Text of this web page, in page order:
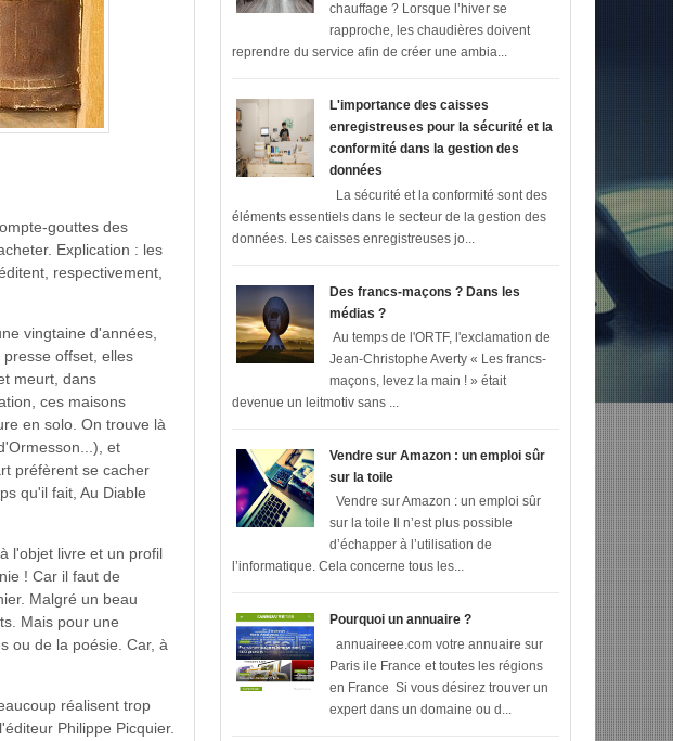
gouttes des
Explication : les
respectivement,
vingtaine d'années,
offset, elles
meurt, dans
ces maisons
en solo. On trouve là
et
préfèrent se cacher
qu'il fait, Au Diable
l'objet livre et un profil
! Car il faut de
Malgré un beau
Mais pour une
ou de la poésie. Car, à
réalisent trop
Philippe Picquier.
chauffage ? Lorsque l’hiver se
rapproche, les chaudières doivent
reprendre du service afin de créer une ambia...
L'importance des caisses
enregistreuses pour la sécurité et la
conformité dans la gestion des
données
La sécurité et la conformité sont des
éléments essentiels dans le secteur de la gestion des
données. Les caisses enregistreuses jo...
Des francs-maçons ? Dans les
médias ?
Au temps de l'ORTF, l'exclamation de
Jean-Christophe Averty « Les francs-
maçons, levez la main ! » était
devenue un leitmotiv sans ...
Vendre sur Amazon : un emploi sûr
sur la toile
Vendre sur Amazon : un emploi sûr
sur la toile Il n’est plus possible
d’échapper à l’utilisation de
l’informatique. Cela concerne tous les...
Pourquoi un annuaire ?
annuaireee.com votre annuaire sur
Paris ile France et toutes les régions
en France Si vous désirez trouver un
expert dans un domaine ou d...